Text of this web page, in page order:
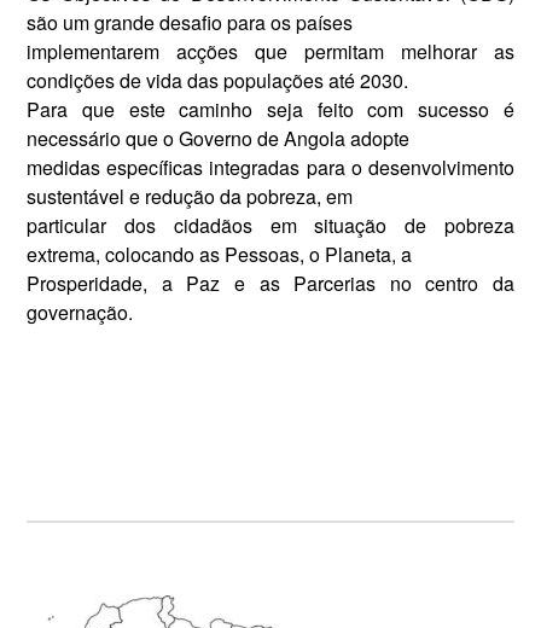
são um grande desafio para os países
implementarem acções que permitam melhorar as
condições de vida das populações até 2030.
Para que este caminho seja feito com sucesso é
necessário que o Governo de Angola adopte
medidas específicas integradas para o desenvolvimento
sustentável e redução da pobreza, em
particular dos cidadãos em situação de pobreza
extrema, colocando as Pessoas, o Planeta, a
Prosperidade, a Paz e as Parcerias no centro da
governação.
Primary